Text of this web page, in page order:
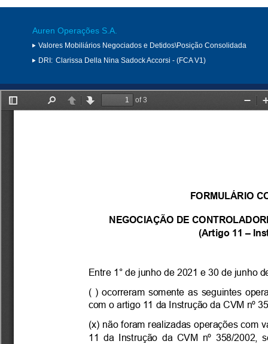
Auren Operações S.A.
Valores Mobiliários Negociados e Detidos\Posição Consolidada
DRI: Clarissa Della Nina Sadock Accorsi - (FCA V1)